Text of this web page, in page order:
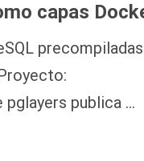
capas
pglayers publica …